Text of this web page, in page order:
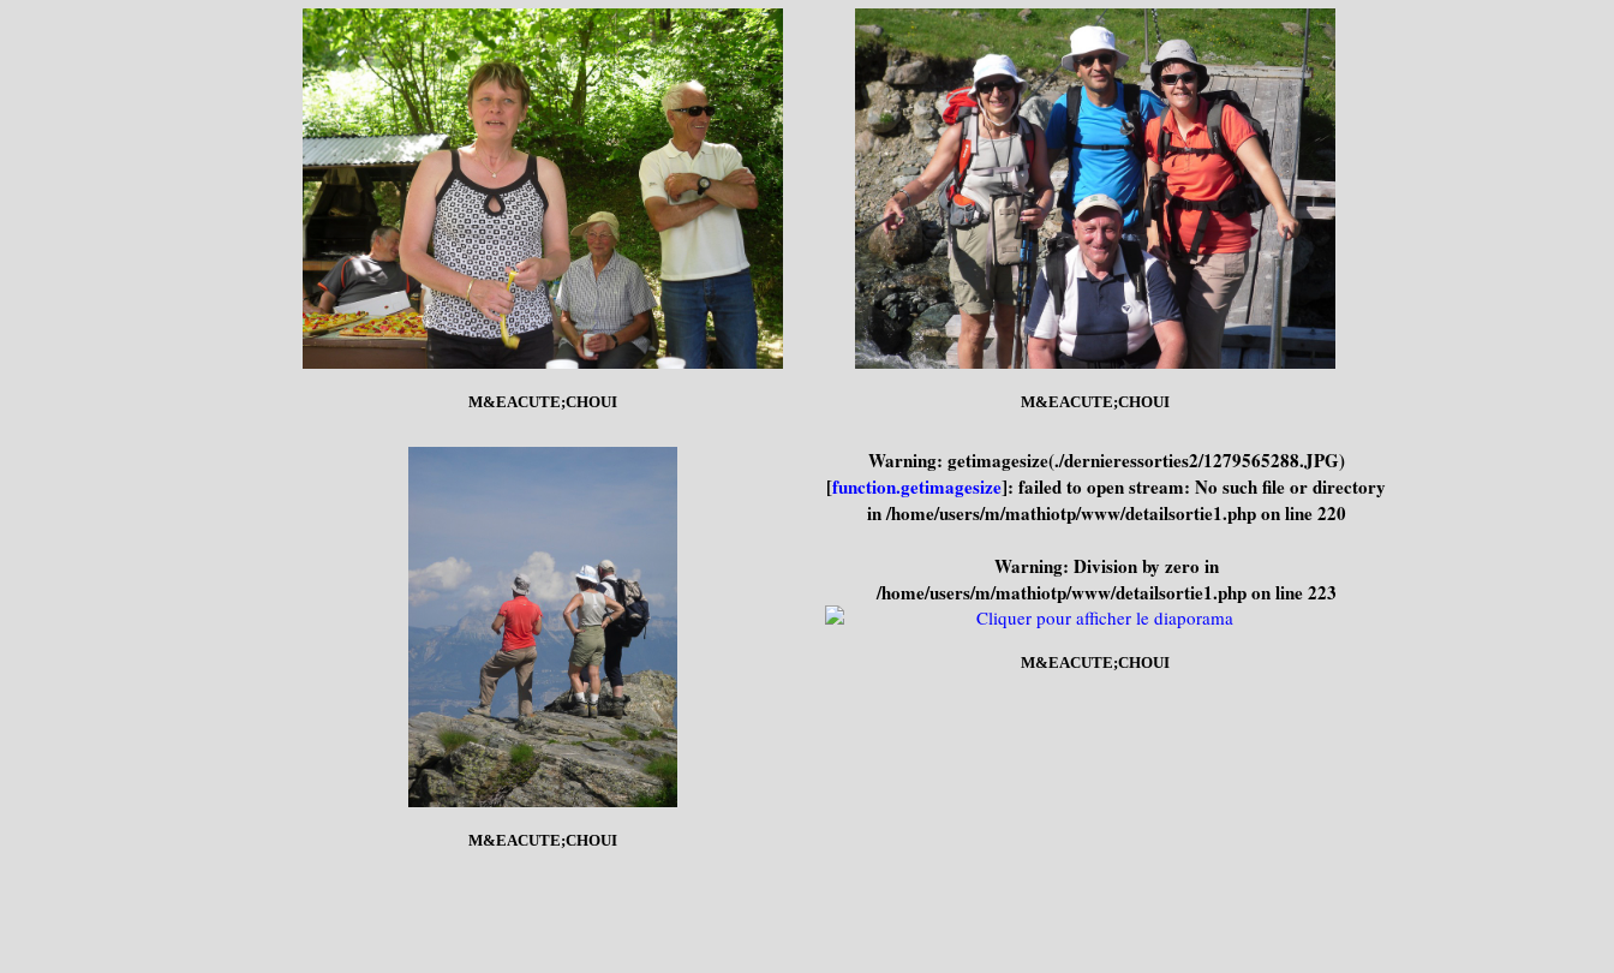
M&EACUTE;CHOUI M&EACUTE;CHOUI
M&EACUTE;CHOUI
Warning: getimagesize(./dernieressorties2/1279565288.JPG)
[function.getimagesize]: failed to open stream: No such file or directory
in/home/users/m/mathiotp/www/detailsortie1.phpon line220
Warning: Division by zero in
/home/users/m/mathiotp/www/detailsortie1.phpon line223
M&EACUTE;CHOUI